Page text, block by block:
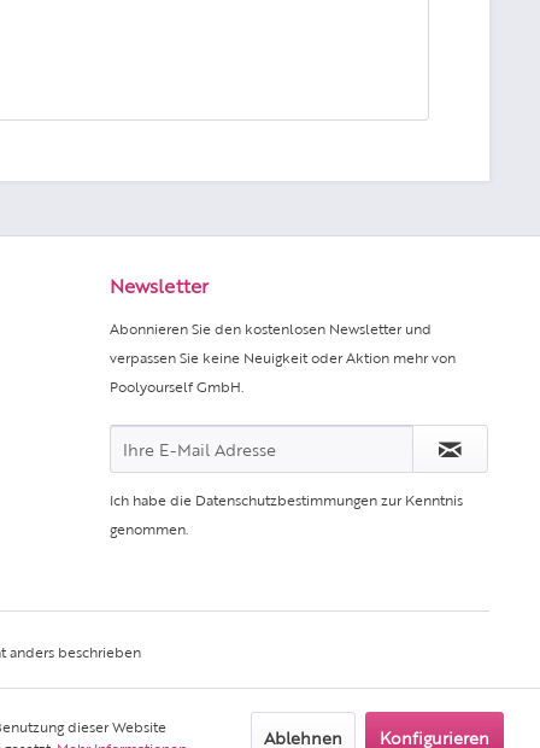
Newsletter
Abonnieren Sie den kostenlosen Newsletter und
verpassen Sie keine Neuigkeit oder Aktion mehr von
Poolyourself GmbH.
Ich habe die Datenschutzbestimmungenzur Kenntnis
genommen.
anders beschrieben
dieser Website
Ablehnen Konfigurieren